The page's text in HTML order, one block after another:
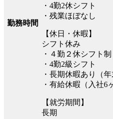
勤務時間
・4勤2休シフト
・残業ほぼなし
【休日・休暇】
シフト休み
・４勤２休シフト制
・4勤2級シフト
・長期休暇あり（年
・有給休暇（入社6
【就労期間】
長期